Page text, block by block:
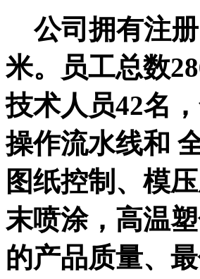
公司拥有注册
米。员工总数
技术人员42名
操作流水线和
图纸控制、模
末喷涂，高温
的产品质量、